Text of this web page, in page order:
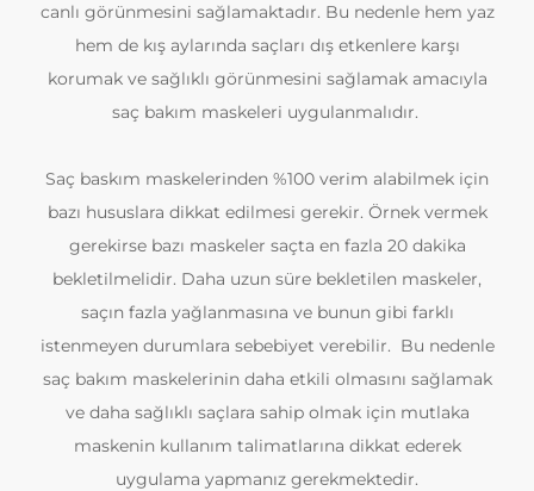
canlı görünmesini sağlamaktadır. Bu nedenle hem yaz
hem de kış aylarında saçları dış etkenlere karşı
korumak ve sağlıklı görünmesini sağlamak amacıyla
saç bakım maskeleri uygulanmalıdır.
Saç baskım maskelerinden %100 verim alabilmek için
bazı hususlara dikkat edilmesi gerekir. Örnek vermek
gerekirse bazı maskeler saçta en fazla 20 dakika
bekletilmelidir. Daha uzun süre bekletilen maskeler,
saçın fazla yağlanmasına ve bunun gibi farklı
istenmeyen durumlara sebebiyet verebilir. Bu nedenle
saç bakım maskelerinin daha etkili olmasını sağlamak
ve daha sağlıklı saçlara sahip olmak için mutlaka
maskenin kullanım talimatlarına dikkat ederek
uygulama yapmanız gerekmektedir.